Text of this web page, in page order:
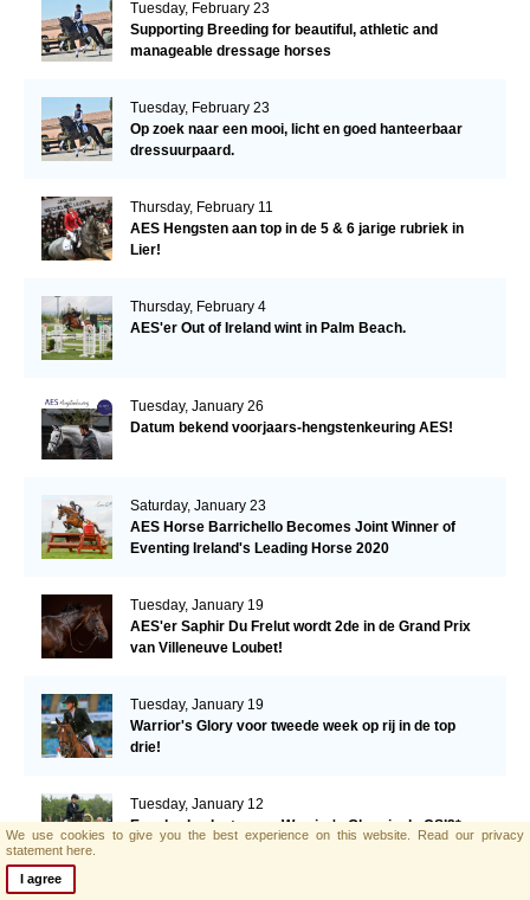
Tuesday, February 23
Supporting Breeding for beautiful, athletic and
manageable dressage horses
Tuesday, February 23
Op zoek naar een mooi, licht en goed hanteerbaar
dressuurpaard.
Thursday, February 11
AES Hengsten aan top in de 5 & 6 jarige rubriek in
Lier!
Thursday, February 4
AES'er Out of Ireland wint in Palm Beach.
Tuesday, January 26
Datum bekend voorjaars-hengstenkeuring AES!
Saturday, January 23
AES Horse Barrichello Becomes Joint Winner of
Eventing Ireland's Leading Horse 2020
Tuesday, January 19
AES'er Saphir Du Frelut wordt 2de in de Grand Prix
van Villeneuve Loubet!
Tuesday, January 19
Warrior's Glory voor tweede week op rij in de top
drie!
Tuesday, January 12
Een derde plaats voor Warrior's Glory in de CSI2*
Grand Prix.
We use cookies to give you the best experience on this website. Read our privacy
statement here.
I agree